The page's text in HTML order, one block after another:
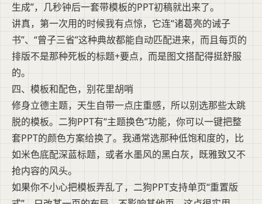
生成”，几秒钟后一套带模板的PPT初稿就出来了。
讲真，第一次用的时候我有点惊，它连“诸葛亮的诫子
书”、“曾子三省”这种典故都能自动匹配进来，而且每页的
排版不是那种死板的标题+要点，而是图文搭配得挺舒服
的。
四、模板和配色，别花里胡哨
修身立德主题，天生自带一点庄重感，所以别选那些太跳
脱的模板。二狗PPT有“主题换色”功能，你可以一键把整
套PPT的颜色方案给换了。我通常选那种低饱和度的，比
如米色底配深蓝标题，或者水墨风的黑白灰，既雅致又不
抢内容的风头。
如果你不小心把模板弄乱了，二狗PPT支持单页“重置版